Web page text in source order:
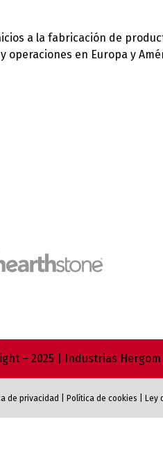
a la fabricación de
en Europa y
– 2025 | Industrias
de privacidad Política de cookies Ley